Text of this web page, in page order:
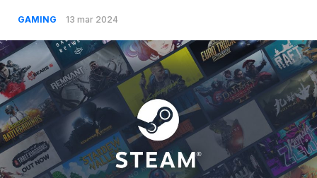
GAMING 13 mar 2024